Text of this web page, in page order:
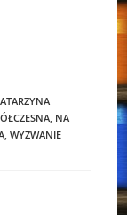
NA
WYZWANIE